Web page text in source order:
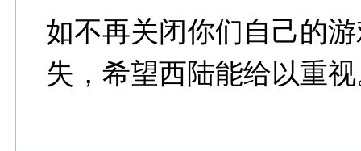
如不再关闭你们自己的
失，希望西陆能给以重